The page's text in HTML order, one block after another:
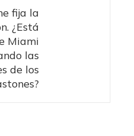
fija la
¿Está
Miami
las
de los